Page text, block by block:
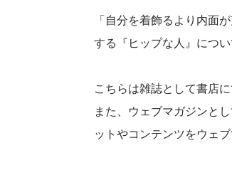
「自分を着飾るより内面
する『ヒップな人』につ
こちらは雑誌として書店
また、ウェブマガジンと
ットやコンテンツをウェ